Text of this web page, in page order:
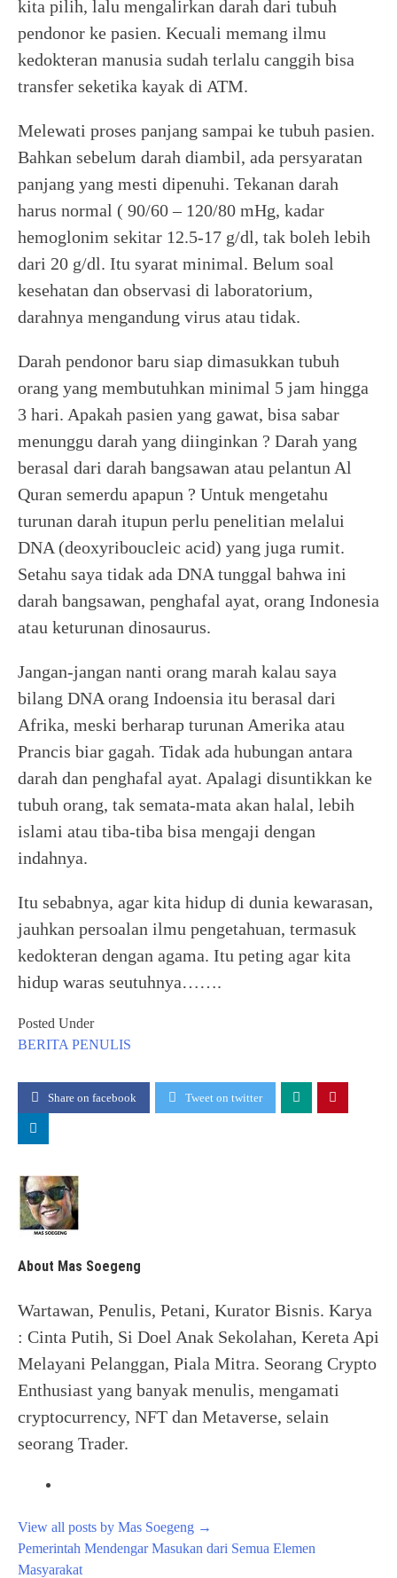
kita pilih, lalu mengalirkan darah dari tubuh
pendonor ke pasien. Kecuali memang ilmu
kedokteran manusia sudah terlalu canggih bisa
transfer seketika kayak di ATM.
Melewati proses panjang sampai ke tubuh pasien.
Bahkan sebelum darah diambil, ada persyaratan
panjang yang mesti dipenuhi. Tekanan darah
harus normal ( 90/60 – 120/80 mHg, kadar
hemoglonim sekitar 12.5-17 g/dl, tak boleh lebih
dari 20 g/dl. Itu syarat minimal. Belum soal
kesehatan dan observasi di laboratorium,
darahnya mengandung virus atau tidak.
Darah pendonor baru siap dimasukkan tubuh
orang yang membutuhkan minimal 5 jam hingga
3 hari. Apakah pasien yang gawat, bisa sabar
menunggu darah yang diinginkan ? Darah yang
berasal dari darah bangsawan atau pelantun Al
Quran semerdu apapun ? Untuk mengetahu
turunan darah itupun perlu penelitian melalui
DNA (deoxyriboucleic acid) yang juga rumit.
Setahu saya tidak ada DNA tunggal bahwa ini
darah bangsawan, penghafal ayat, orang Indonesia
atau keturunan dinosaurus.
Jangan-jangan nanti orang marah kalau saya
bilang DNA orang Indoensia itu berasal dari
Afrika, meski berharap turunan Amerika atau
Prancis biar gagah. Tidak ada hubungan antara
darah dan penghafal ayat. Apalagi disuntikkan ke
tubuh orang, tak semata-mata akan halal, lebih
islami atau tiba-tiba bisa mengaji dengan
indahnya.
Itu sebabnya, agar kita hidup di dunia kewarasan,
jauhkan persoalan ilmu pengetahuan, termasuk
kedokteran dengan agama. Itu peting agar kita
hidup waras seutuhnya…….
Posted Under
BERITA PENULIS
Share on facebook Tweet on twitter
About Mas Soegeng
Wartawan, Penulis, Petani, Kurator Bisnis. Karya
: Cinta Putih, Si Doel Anak Sekolahan, Kereta Api
Melayani Pelanggan, Piala Mitra. Seorang Crypto
Enthusiast yang banyak menulis, mengamati
cryptocurrency, NFT dan Metaverse, selain
seorang Trader.
View all posts by Mas Soegeng →
Post
navigation
Pemerintah Mendengar Masukan dari Semua Elemen
Masyarakat